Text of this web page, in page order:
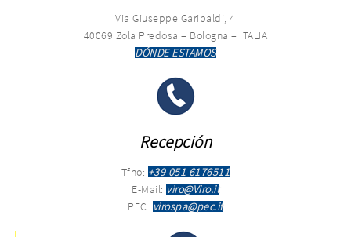
Via Giuseppe Garibaldi, 4
40069 Zola Predosa – Bologna – ITALIA
DÓNDE ESTAMOS
Recepción
Tfno: +39 051 6176511
E-Mail: viro@Viro.it
PEC: virospa@pec.it